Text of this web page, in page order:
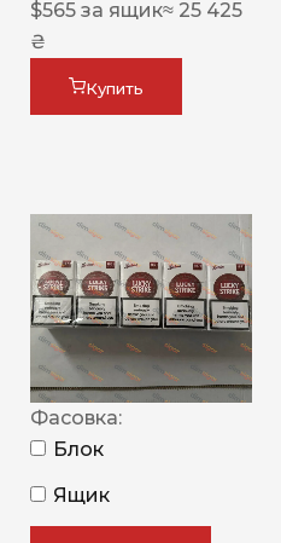
$565 за ящик≈ 25 425
₴
Купить
Фасовка:
Блок
Ящик